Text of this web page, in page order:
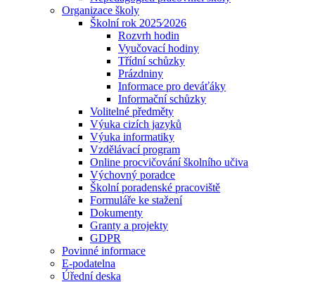
Organizace školy
Školní rok 2025⁄2026
Rozvrh hodin
Vyučovací hodiny
Třídní schůzky
Prázdniny
Informace pro deváťáky
Informační schůzky
Volitelné předměty
Výuka cizích jazyků
Výuka informatiky
Vzdělávací program
Online procvičování školního učiva
Výchovný poradce
Školní poradenské pracoviště
Formuláře ke stažení
Dokumenty
Granty a projekty
GDPR
Povinné informace
E-podatelna
Úřední deska